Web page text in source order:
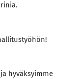
hyväksyimme